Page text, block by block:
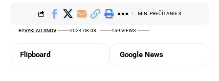
BYVYKLAD SNOV 2024.08.08. 169 VIEWS
MIN. PREČÍTANIE 3
Flipboard Google News